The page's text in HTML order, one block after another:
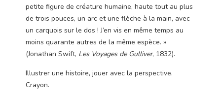
petite figure de créature humaine, haute tout au plus
de trois pouces, un arc et une flèche à la main, avec
un carquois sur le dos ! J’en vis en même temps au
moins quarante autres de la même espèce. »
(Jonathan Swift, Les Voyages de Gulliver, 1832).
Illustrer une histoire, jouer avec la perspective.
Crayon.